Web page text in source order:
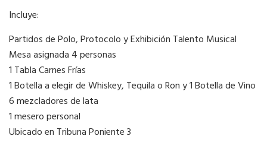
Incluye:
Partidos de Polo, Protocolo y Exhibición Talento Musical
Mesa asignada 4 personas
1 Tabla Carnes Frías
1 Botella a elegir de Whiskey, Tequila o Ron y 1 Botella de Vino
6 mezcladores de lata
1 mesero personal
Ubicado en Tribuna Poniente 3